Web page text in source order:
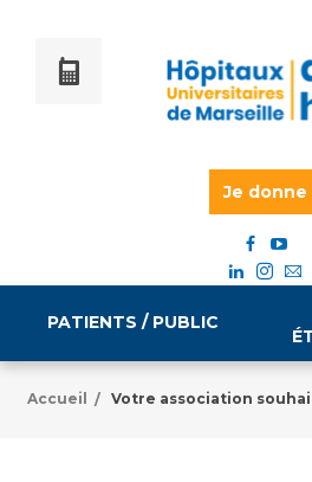
Je donne
PATIENTS / PUBLIC
Accueil / Votre association